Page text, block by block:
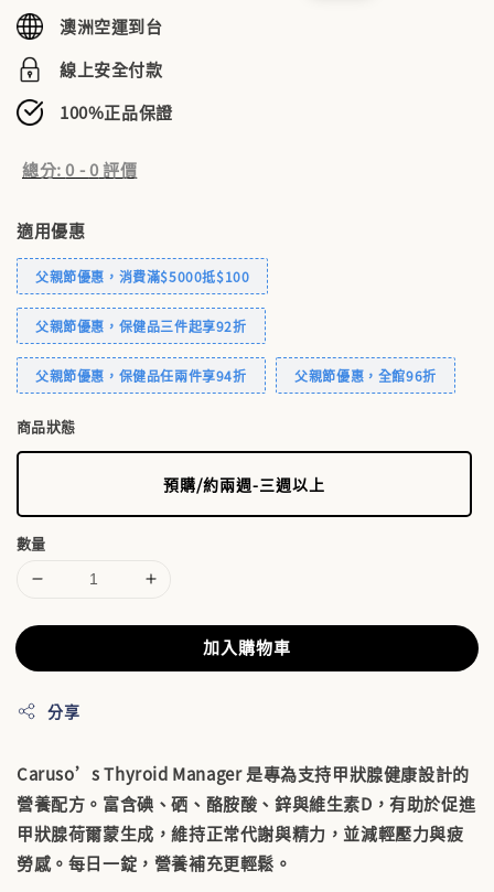
澳洲空運到台
線上安全付款
100%正品保證
總分:0 -0評價
適用優惠
父親節優惠，消費滿$5000抵$100
父親節優惠，保健品三件起享92折
父親節優惠，保健品任兩件享94折 父親節優惠，全館96折
商品狀態
預購/約兩週-三週以上
數量
加入購物車
分享
Caruso’s Thyroid Manager 是專為支持甲狀腺健康設計的
營養配方。富含碘、硒、酪胺酸、鋅與維生素D，有助於促進
甲狀腺荷爾蒙生成，維持正常代謝與精力，並減輕壓力與疲
勞感。每日一錠，營養補充更輕鬆。